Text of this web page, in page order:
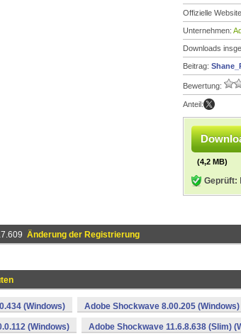
Offizielle
Unternehmen:
Downloads
Beitrag:
Bewertung:
Anteil:
(4,2 MB)
Geprüft:
Änderung der Registrierung
(Windows) Adobe Shockwave 8.00.205 (Windows)
(Windows) Adobe Shockwave 11.6.8.638 (Slim)